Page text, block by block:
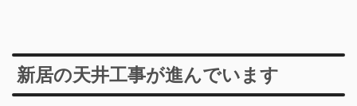
新居の天井工事が進んでいます